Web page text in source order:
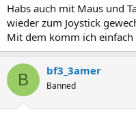
Habs auch mit Maus und
wieder zum Joystick
Mit dem komm ich
B bf3_3amer
Banned